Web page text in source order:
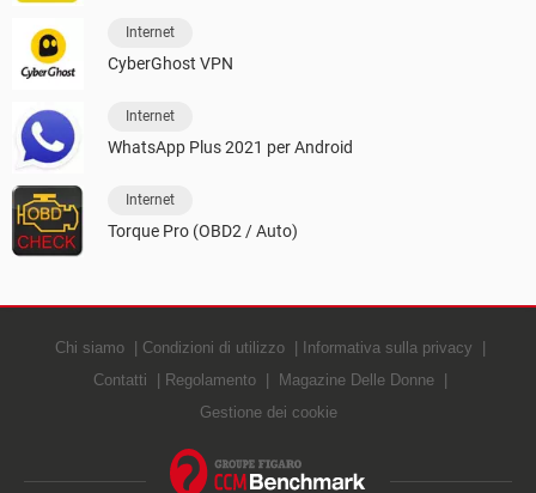
Internet
CyberGhost VPN
Internet
WhatsApp Plus 2021 per Android
Internet
Torque Pro (OBD2 / Auto)
Chi siamo Condizioni di utilizzo
Informativa sulla privacy
Contatti
Regolamento
Magazine Delle Donne
Gestione dei cookie